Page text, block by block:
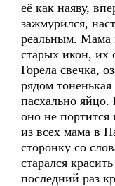
её как наяву,
зажмурился,
реальным. Мама
старых икон, их
Горела свечка,
рядом
пасхально яйцо.
оно не портится
из всех мама в
сторонку со
старался
последний раз